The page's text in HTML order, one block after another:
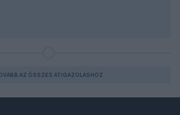
AZ ÖSSZES ÁTIGAZOLÁSHOZ